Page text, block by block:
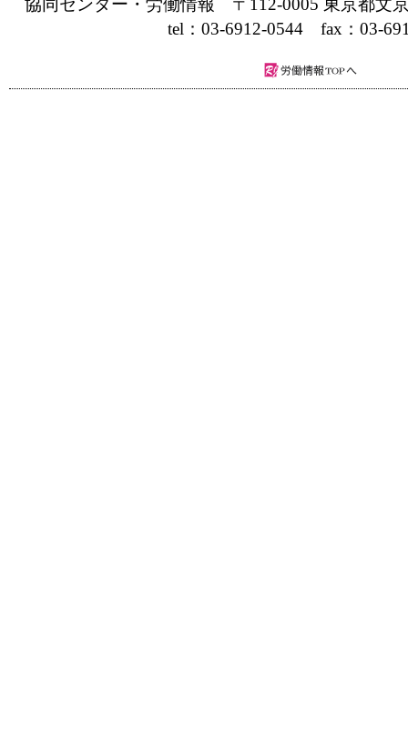
協同センター・労働情報 〒112-0005 東京都文
tel：03-6912-0544 fax：03-